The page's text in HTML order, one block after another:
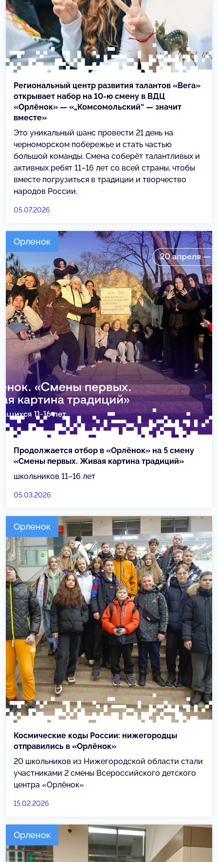
Региональный центр развития талантов «Вега»
открывает набор на 10-ю смену в ВДЦ
«Орлёнок» — «„Комсомольский“ — значит
вместе»
Это уникальный шанс провести 21 день на
черноморском побережье и стать частью
большой команды. Смена соберёт талантливых и
активных ребят 11–16 лет со всей страны, чтобы
вместе погрузиться в традиции и творчество
народов России.
05.07.2026
Орленок
Продолжается отбор в «Орлёнок» на 5 смену
«Смены первых. Живая картина традиций»
школьников 11–16 лет
05.03.2026
Орленок
Космические коды России: нижегородцы
отправились в «Орлёнок»
20 школьников из Нижегородской области стали
участниками 2 смены Всероссийского детского
центра «Орлёнок»
15.02.2026
Орленок